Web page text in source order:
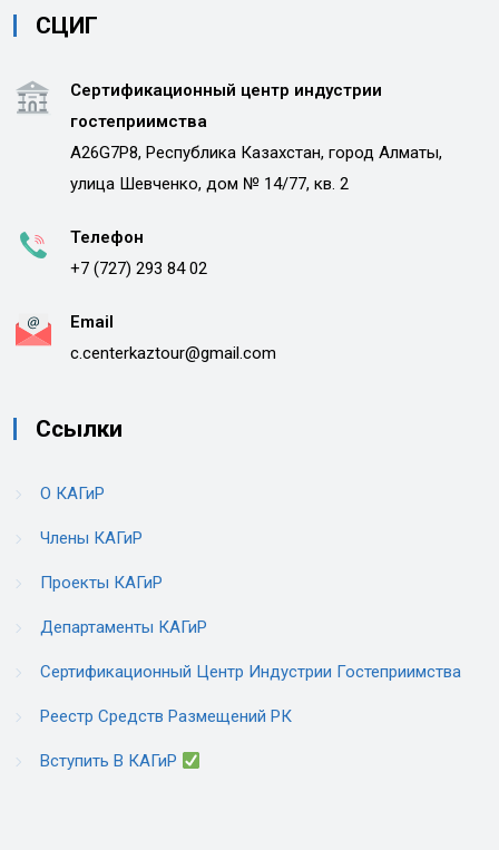
СЦИГ
Сертификационный центр индустрии
гостеприимства
A26G7P8, Республика Казахстан, город Алматы,
улица Шевченко, дом № 14/77, кв. 2
Телефон
+7 (727) 293 84 02
Email
c.centerkaztour@gmail.com
Ссылки
О КАГиР
Члены КАГиР
Проекты КАГиР
Департаменты КАГиР
Сертификационный Центр Индустрии Гостеприимства
Реестр Средств Размещений РК
Вступить В КАГиР